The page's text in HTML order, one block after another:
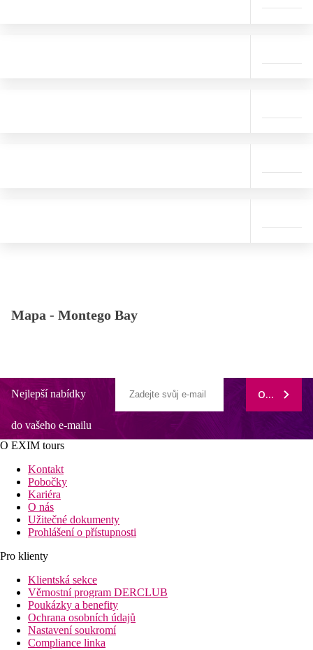
Mapa - Montego Bay
Nejlepší nabídky
do vašeho e-mailu
ODEBÍRAT
O EXIM tours
Kontakt
Pobočky
Kariéra
O nás
Užitečné dokumenty
Prohlášení o přístupnosti
Pro klienty
Klientská sekce
Věrnostní program DERCLUB
Poukázky a benefity
Ochrana osobních údajů
Nastavení soukromí
Compliance linka